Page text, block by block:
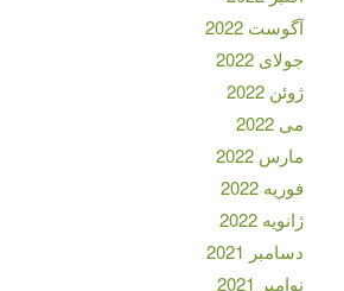
آگوست 2022
جولای 2022
ژوئن 2022
می 2022
مارس 2022
فوریه 2022
ژانویه 2022
دسامبر 2021
نوامبر 2021